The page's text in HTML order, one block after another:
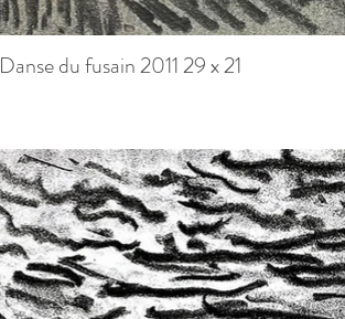
Danse du fusain 2011 29 x 21